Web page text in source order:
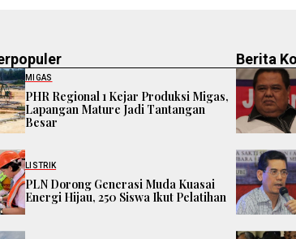
MIGAS
PHR Regional 1 Kejar Produksi Migas,
Lapangan Mature Jadi Tantangan
Besar
LISTRIK
PLN Dorong Generasi Muda Kuasai
Energi Hijau, 250 Siswa Ikut Pelatihan
Berita